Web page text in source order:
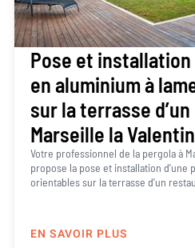
Pose et installation
en aluminium à
sur la terrasse
Marseille la
Votre professionnel de la pergola à
propose la pose et installation d’une
orientables sur la terrasse d’un
EN SAVOIR PLUS